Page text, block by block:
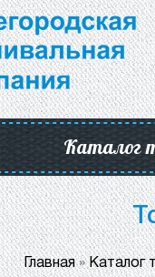
Каталог
Главная»Каталог